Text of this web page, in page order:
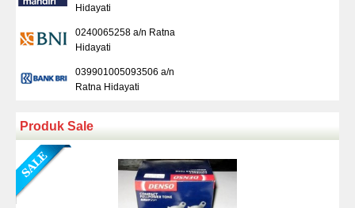
Hidayati
0240065258 a/n Ratna
Hidayati
039901005093506 a/n
Ratna Hidayati
Produk Sale